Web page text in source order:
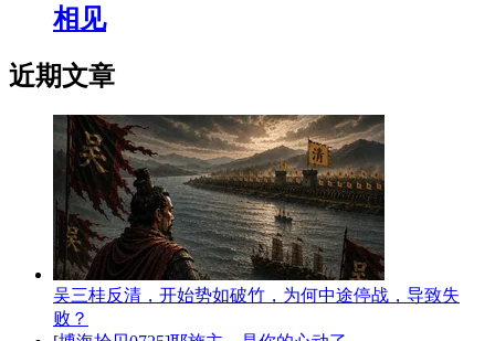
相见
近期文章
吴三桂反清，开始势如破竹，为何中途停战，导致失
败？